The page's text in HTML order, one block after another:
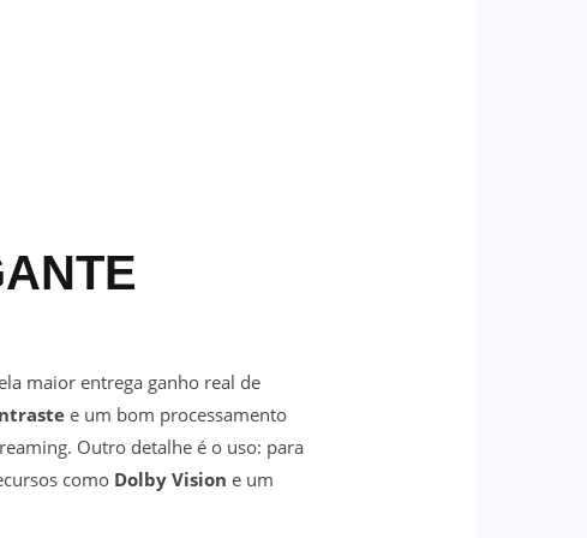
maior entrega ganho real de
e um bom processamento
Outro detalhe é o uso: para
como Dolby Vision e um